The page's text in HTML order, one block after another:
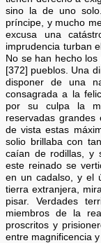
sino la de uno
príncipe, y mucho
excusa una
imprudencia turban
No se han hecho
[372] pueblos. Una
disponer de una
consagrada a la
por su culpa la
reservadas
de vista estas
solio brillaba con
caían de rodillas, y
este reinado se
en un cadalso, y el
tierra extranjera,
pisar. Verdades
miembros de la
proscritos y
entre magnificencia